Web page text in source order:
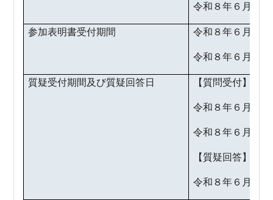
令和８年６月５
参加表明書受付期間 令和８年６月１
令和８年６月５
質疑受付期間及び質疑回答日 【質問受付】
令和８年６月８
令和８年６月12
【質疑回答】
令和８年６月19